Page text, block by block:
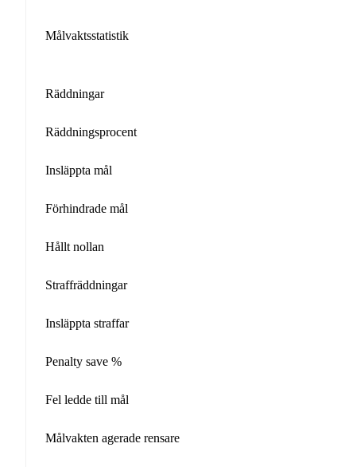
Målvaktsstatistik
Räddningar
Räddningsprocent
Insläppta mål
Förhindrade mål
Hållt nollan
Straffräddningar
Insläppta straffar
Penalty save %
Fel ledde till mål
Målvakten agerade rensare